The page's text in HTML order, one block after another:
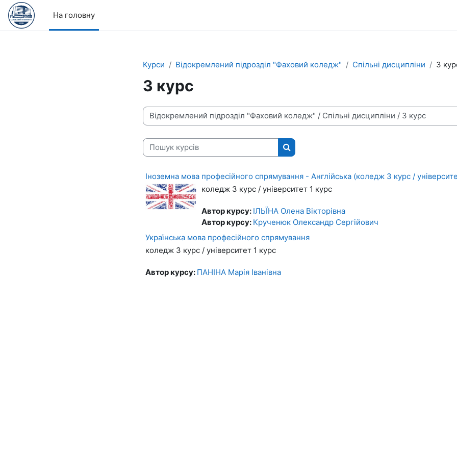
Перейти до головного вмісту
На головну
Курси
Відокремлений підрозділ "Фаховий коледж" Спільні дисципліни 3
3 курс
Категорії курсів
Пошук курсів
Пошук курсів
Іноземна мова професійного спрямування - Англійська (коледж 3 курс /
коледж 3 курс / університет 1 курс
Автор курсу: ІЛЬЇНА Олена Вікторівна
Автор курсу: Крученюк Олександр Сергійович
Українська мова професійного спрямування
коледж 3 курс / університет 1 курс
Автор курсу: ПАНІНА Марія Іванівна